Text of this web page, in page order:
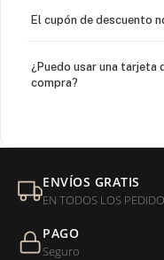
El cupón de descuento
¿Puedo usar una tarjeta
compra?
Mi orden fue devuelta
entregada?
¿Sus productos son
ENVÍOS GRATIS
EN TODOS LOS
PAGO
Seguro